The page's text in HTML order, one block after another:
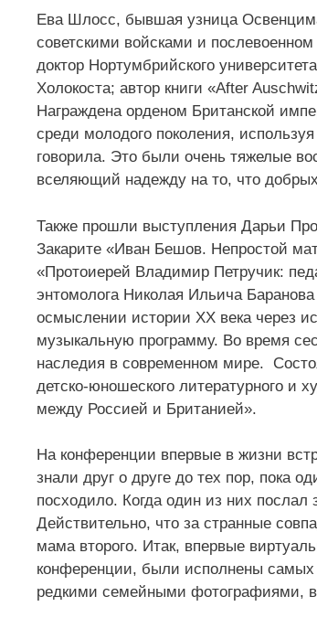
Ева Шлосс, бывшая узница
советскими войсками и
доктор Нортумбрийского
Холокоста; автор книги «After
Награждена орденом Британской
среди молодого поколения,
говорила. Это были очень тяжелые
вселяющий надежду на то, что
Также прошли выступления Дарьи
Закарите «Иван Бешов. Непростой
«Протоиерей Владимир Петручик:
энтомолога Николая Ильича
осмыслении истории ХХ века через
музыкальную программу. Во время
наследия в современном мире.
детско-юношеского литературного и
между Россией и Британией».
На конференции впервые в жизни
знали друг о друге до тех пор, пока
посходило. Когда один из них
Действительно, что за странные
мама второго. Итак, впервые
конференции, были исполнены
редкими семейными фотографиями,